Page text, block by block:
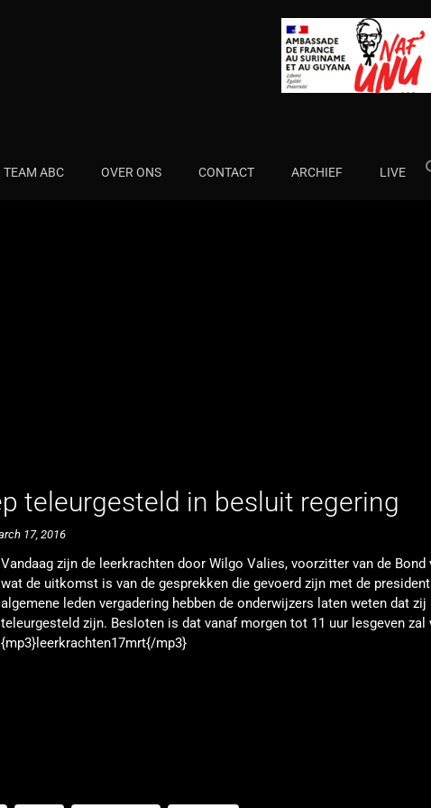
TEAM ABC OVER ONS CONTACT ARCHIEF LIVE
teleurgesteld in besluit regering
17, 2016
Vandaag zijn de leerkrachten door Wilgo Valies, voorzitter van de Bond
wat de uitkomst is van de gesprekken die gevoerd zijn met de president
algemene leden vergadering hebben de onderwijzers laten weten dat zij
teleurgesteld zijn. Besloten is dat vanaf morgen tot 11 uur lesgeven zal
{mp3}leerkrachten17mrt{/mp3}